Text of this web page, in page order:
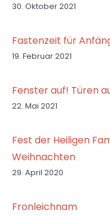
30. Oktober 2021
Fastenzeit für
19. Februar 2021
Fenster auf! Türen
22. Mai 2021
Fest der Heiligen
Weihnachten
29. April 2020
Fronleichnam